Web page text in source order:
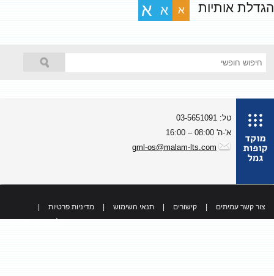
אותיות א א א
טל: 03-5651091
א'-ה' 08:00 – 16:00
gml-os@malam-lts.com
צור קשר עמיתים קישורים תנאי השימוש מדיניות פרטיות
כל הזכויות שמורות